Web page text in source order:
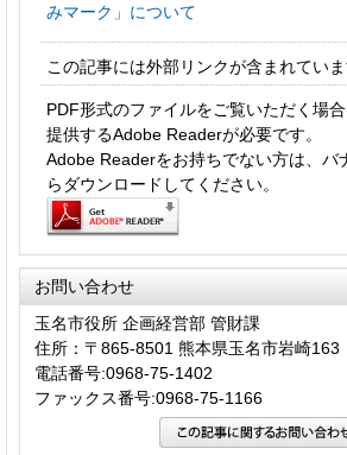
みマーク」について
この記事には外部リンクが含まれていま
PDF形式のファイルをご覧いただく場
提供するAdobe Readerが必要です。
Adobe Readerをお持ちでない方は、バ
らダウンロードしてください。
お問い合わせ
玉名市役所 企画経営部 管財課
住所：〒865-8501 熊本県玉名市岩崎163
電話番号:0968-75-1402
ファックス番号:0968-75-1166